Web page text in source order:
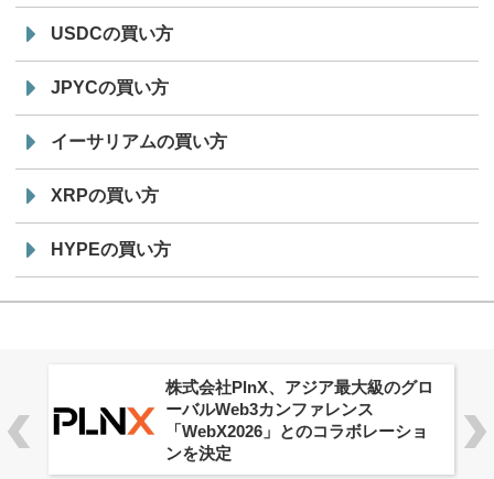
USDCの買い方
JPYCの買い方
イーサリアムの買い方
XRPの買い方
HYPEの買い方
株式会社PlnX、アジア最大級のグロ
ーバルWeb3カンファレンス
「WebX2026」とのコラボレーショ
ンを決定